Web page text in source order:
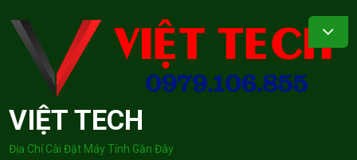
content
VIỆT TECH
Địa Chỉ Cài Đặt Máy Tính Gần Đây